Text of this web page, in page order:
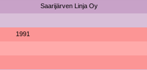
Saarijärven Linja Oy
1991